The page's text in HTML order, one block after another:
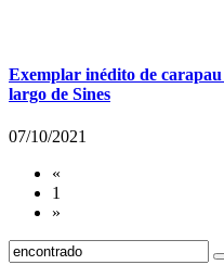
Exemplar inédito de
largo de Sines
07/10/2021
«
1
»